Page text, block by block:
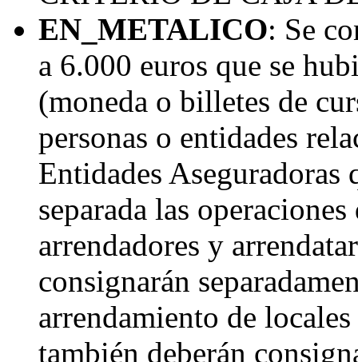
EN_METALICO: Se
a 6.000 euros que se
(moneda o billetes de
personas o entidades
Entidades Aseguradoras
separada las
arrendadores y
consignarán
arrendamiento de
también deberán